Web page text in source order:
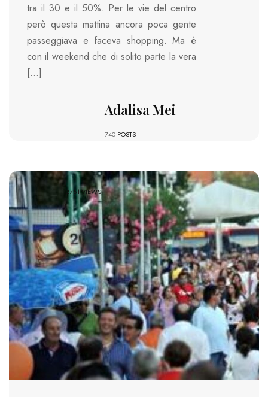
tra il 30 e il 50%. Per le vie del centro
però questa mattina ancora poca gente
passeggiava e faceva shopping. Ma è
con il weekend che di solito parte la vera
[…]
Adalisa Mei
740 POSTS
2751 VIEWS